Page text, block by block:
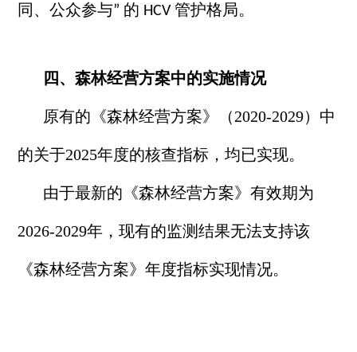
同、公众参与” 的 HCV 管护格局。
四、森林经营方案中的实施情况
原有的《森林经营方案》（2020-2029）中
的关于2025年度的核查指标，均已实现。
由于最新的《森林经营方案》有效期为
2026-2029年，现有的监测结果无法支持该
《森林经营方案》年度指标实现情况。